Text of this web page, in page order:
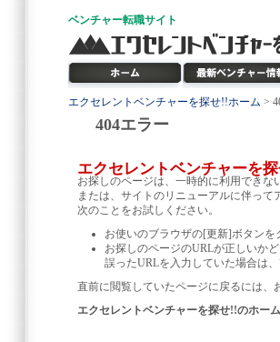
ベンチャー転職サイト
エクセレントベンチャーを探せ!!ホーム >
404エラー
エクセレントベンチャーを
お探しのページは、一時的に利用でき
または、サイトのリニューアルに伴っ
次のことをお試しください。
お使いのブラウザの[更新]ボタンを
お探しのページのURLが正しいか
誤ったURLを入力していた場合は
直前に閲覧していたページに戻るには
エクセレントベンチャーを探せ!!のホー